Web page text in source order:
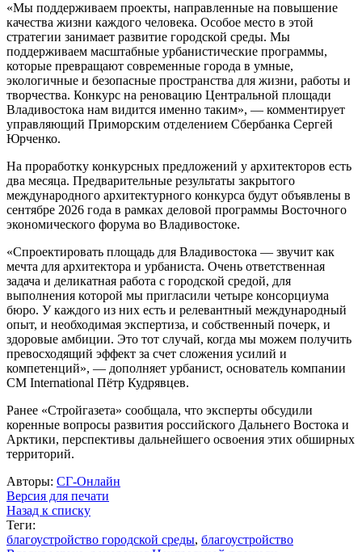
«Мы поддерживаем проекты, направленные на повышение
качества жизни каждого человека. Особое место в этой
стратегии занимает развитие городской среды. Мы
поддерживаем масштабные урбанистические программы,
которые превращают современные города в умные,
экологичные и безопасные пространства для жизни, работы и
творчества. Конкурс на реновацию Центральной площади
Владивостока нам видится именно таким», — комментирует
управляющий Приморским отделением Сбербанка Сергей
Юрченко.
На проработку конкурсных предложений у архитекторов есть
два месяца. Предварительные результаты закрытого
международного архитектурного конкурса будут объявлены в
сентябре 2026 года в рамках деловой программы Восточного
экономического форума во Владивостоке.
«Спроектировать площадь для Владивостока — звучит как
мечта для архитектора и урбаниста. Очень ответственная
задача и деликатная работа с городской средой, для
выполнения которой мы пригласили четыре консорциума
бюро. У каждого из них есть и релевантный международный
опыт, и необходимая экспертиза, и собственный почерк, и
здоровые амбиции. Это тот случай, когда мы можем получить
превосходящий эффект за счет сложения усилий и
компетенций», — дополняет урбанист, основатель компании
CM International Пётр Кудрявцев.
Ранее «Стройгазета» сообщала, что эксперты обсудили
коренные вопросы развития российского Дальнего Востока и
Арктики, перспективы дальнейшего освоения этих обширных
территорий.
Авторы: СГ-Онлайн
Версия для печати
Назад к списку
Теги:
благоустройство городской среды, благоустройство